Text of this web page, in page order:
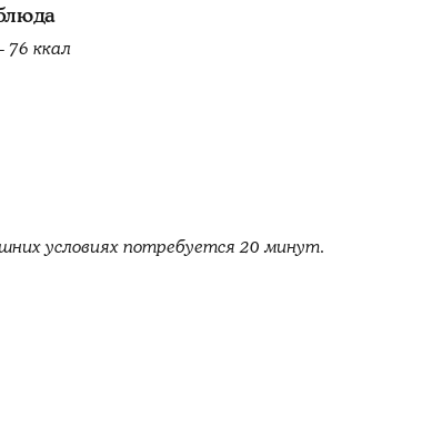
ккал
условиях потребуется 20 минут.